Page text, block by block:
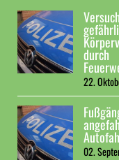
durch
22.
02.